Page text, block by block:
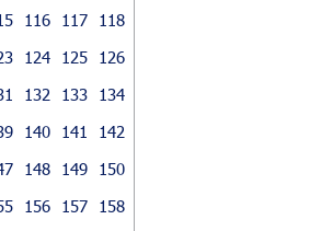
116 117
118
124 125
126
132 133
134
140 141
142
148 149
150
156 157
158